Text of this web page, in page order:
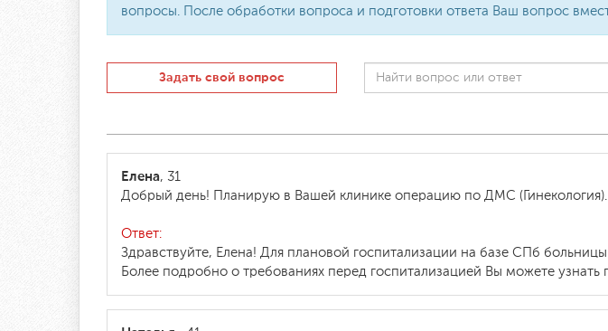
вопросы. После обработки вопроса и подготовки ответа Ваш вопрос
Задать свой вопрос
Елена, 31
Добрый день! Планирую в Вашей клинике операцию по ДМС (Гинекология).
Ответ:
Здравствуйте, Елена! Для плановой госпитализации на базе СПб
Более подробно о требованиях перед госпитализацией Вы можете